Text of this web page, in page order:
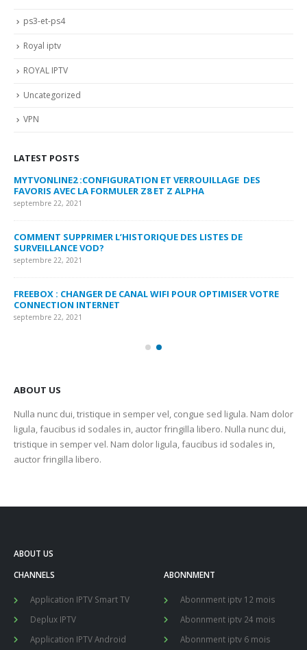
ps3-et-ps4
Royal iptv
ROYAL IPTV
Uncategorized
VPN
LATEST POSTS
MYTVONLINE2 :CONFIGURATION ET VERROUILLAGE DES
FAVORIS AVEC LA FORMULER Z8 ET Z ALPHA
septembre 22, 2021
COMMENT SUPPRIMER L’HISTORIQUE DES LISTES DE
SURVEILLANCE VOD?
septembre 22, 2021
FREEBOX : CHANGER DE CANAL WIFI POUR OPTIMISER VOTRE
CONNECTION INTERNET
septembre 22, 2021
ABOUT US
Nulla nunc dui, tristique in semper vel, congue sed ligula. Nam dolor
ligula, faucibus id sodales in, auctor fringilla libero. Nulla nunc dui,
tristique in semper vel. Nam dolor ligula, faucibus id sodales in,
auctor fringilla libero.
ABOUT US
CHANNELS
Application IPTV Smart TV
Deplux IPTV
Application IPTV Android
ABONNMENT
Abonnment iptv 12 mois
Abonnment iptv 24 mois
Abonnment iptv 6 mois